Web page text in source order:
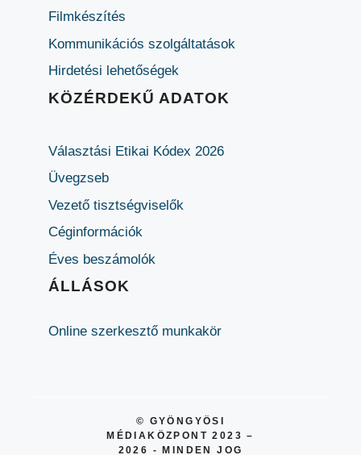
Filmkészítés
Kommunikációs szolgáltatások
Hirdetési lehetőségek
KÖZÉRDEKŰ ADATOK
Választási Etikai Kódex 2026
Üvegzseb
Vezető tisztségviselők
Céginformációk
Éves beszámolók
ÁLLÁSOK
Online szerkesztő munkakör
© GYÖNGYÖSI
MÉDIAKÖZPONT 2023 –
2026 - MINDEN JOG